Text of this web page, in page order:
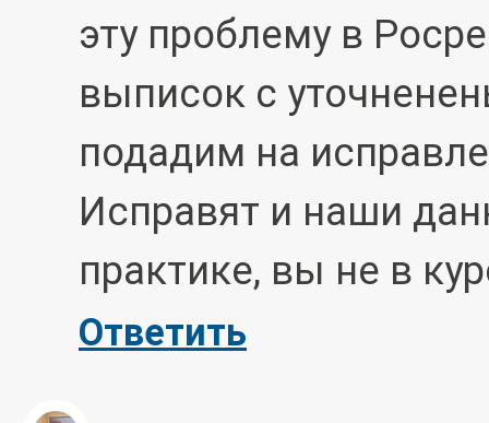
эту проблему в
выписок с
подадим на
Исправят и наши
практике, вы не в
Ответить